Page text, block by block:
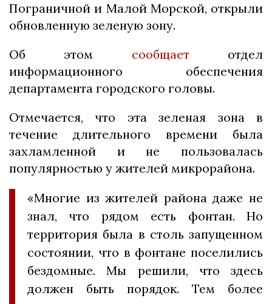
Пограничной и Малой Морской, открыли
обновленную зеленую зону.
Об этом сообщает отдел
информационного обеспечения
департамента городского головы.
Отмечается, что эта зеленая зона в
течение длительного времени была
захламленной и не пользовалась
популярностью у жителей микрорайона.
«Многие из жителей района даже не
знал, что рядом есть фонтан. Но
территория была в столь запущенном
состоянии, что в фонтане поселились
бездомные. Мы решили, что здесь
должен быть порядок. Тем более